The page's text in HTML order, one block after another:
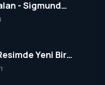
- Sigmund
Kuramı
Yeni Bir
Bir Dönemin